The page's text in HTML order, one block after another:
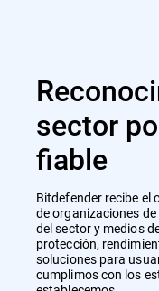
sector
fiable
Bitdefender recibe
de organizaciones
del sector y medios
protección,
soluciones para
cumplimos con los